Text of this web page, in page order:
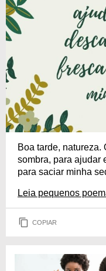
Boa tarde, natureza.
sombra, para ajudar
para saciar minha
Leia pequenos
COPIAR